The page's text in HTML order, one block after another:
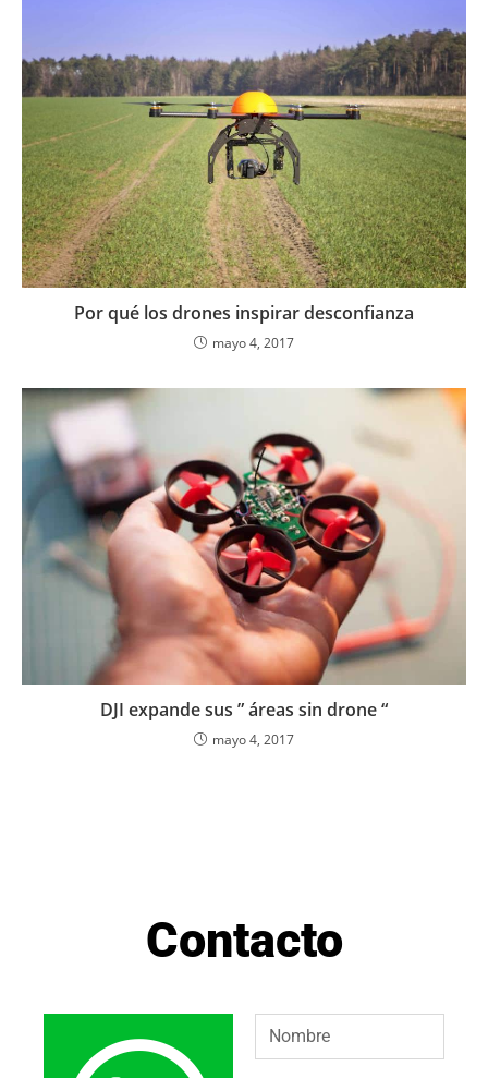
Por qué los drones inspirar desconfianza
mayo 4, 2017
DJI expande sus ” áreas sin drone “
mayo 4, 2017
Contacto